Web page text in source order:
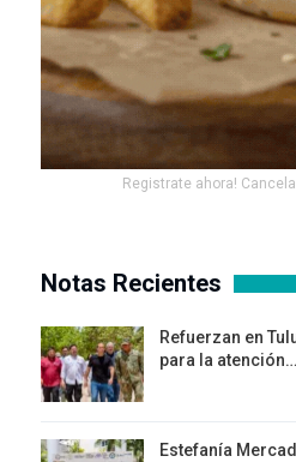
Registrate ahora!
Notas Recientes
Refuerzan en
para la atención…
Estefanía